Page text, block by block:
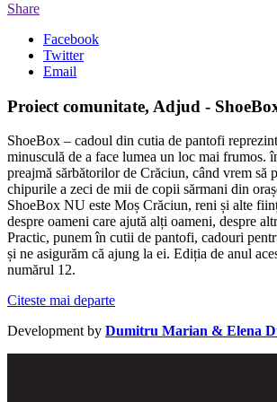
Share
Facebook
Twitter
Email
Proiect comunitate, Adjud -
ShoeBox – cadoul din cutia de pantofi
minusculă de a face lumea un loc mai frumos.
preajmă sărbătorilor de Crăciun, când vrem să
chipurile a zeci de mii de copii sărmani din
ShoeBox NU este Moș Crăciun, reni și alte
despre oameni care ajută alți oameni, despre
Practic, punem în cutii de pantofi, cadouri
și ne asigurăm că ajung la ei. Ediția de anul
numărul 12.
Citeste mai departe
Development by Dumitru Marian & Elena